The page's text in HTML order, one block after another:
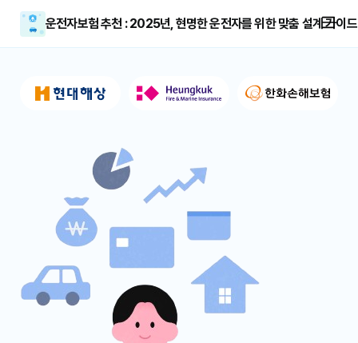
운전자보험 추천 : 2025년, 현명한 운전자를 위한 맞춤 설계 가이드